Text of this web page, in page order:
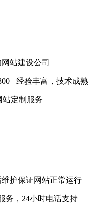
站建设公司
经验丰富，技术成熟
站定制服务
维护保证网站正常运行
务，24小时电话支持